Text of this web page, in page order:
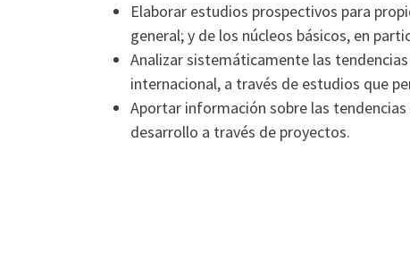
Elaborar estudios prospectivos para
general; y de los núcleos básicos, en
Analizar sistemáticamente las
internacional, a través de estudios que
Aportar información sobre las
desarrollo a través de proyectos.